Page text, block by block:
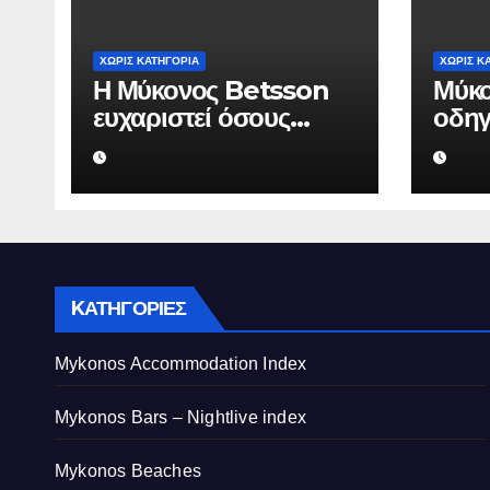
ΧΩΡΊΣ ΚΑΤΗΓΟΡΊΑ
Η Μύκονος Betsson
ευχαριστεί όσους
συνέδεσαν το όνομά
τους με την ιστορική
χρονιά
ΧΩΡΊΣ
από
KΑΤΗΓΟΡΊΕΣ
Mykonos Accommodation Index
Mykonos Bars – Nightlive index
Mykonos Beaches